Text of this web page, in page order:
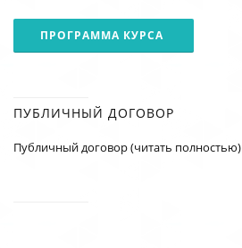
ПРОГРАММА КУРСА
ПУБЛИЧНЫЙ ДОГОВОР
Публичный договор (читать полностью)